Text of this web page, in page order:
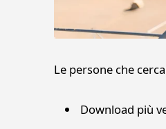
Le persone che
Download più